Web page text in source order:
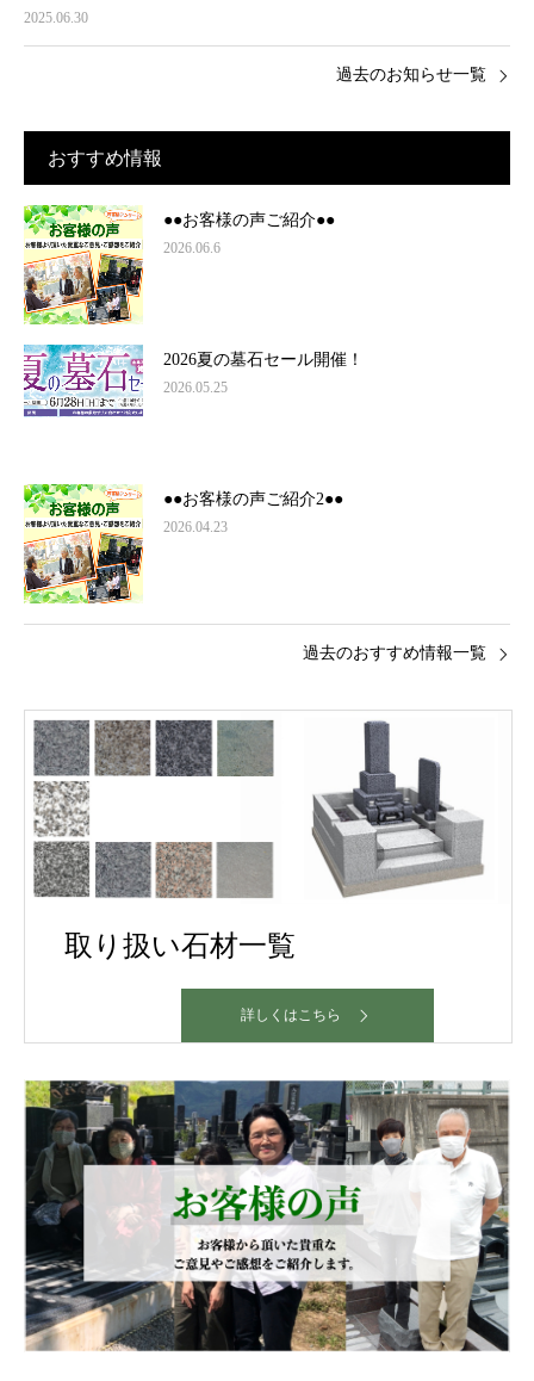
2025.06.30
過去のお知らせ一覧
おすすめ情報
●●お客様の声ご紹介●●
2026.06.6
2026夏の墓石セール開催！
2026.05.25
●●お客様の声ご紹介2●●
2026.04.23
過去のおすすめ情報一覧
取り扱い石材一覧
詳しくはこちら